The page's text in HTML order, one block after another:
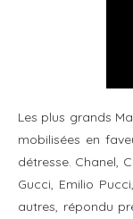
Les plus grands
mobilisées en
détresse. Chanel,
Gucci, Emilio
autres, répondu